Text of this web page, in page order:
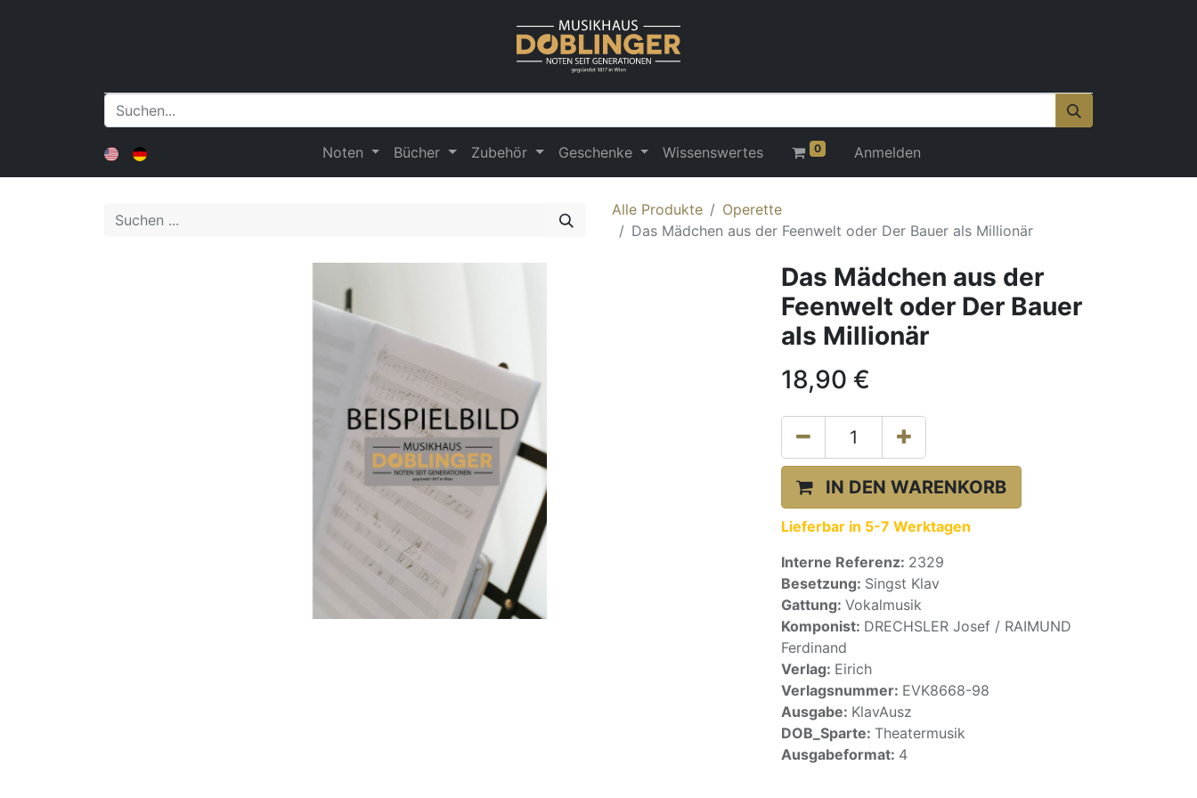
Noten Bücher Zubehör Geschenke Wissenswertes 0 Anmelden
Alle Produkte
Operette
Das Mädchen aus der Feenwelt oder Der Bauer als Millionär
Das Mädchen aus der
Feenwelt oder Der Bauer
als Millionär
18,90 €
IN DEN WARENKORB
Lieferbar in 5-7 Werktagen
Interne Referenz: 2329
Besetzung: Singst Klav
Gattung: Vokalmusik
Komponist: DRECHSLER Josef / RAIMUND
Ferdinand
Verlag: Eirich
Verlagsnummer: EVK8668-98
Ausgabe: KlavAusz
DOB_Sparte: Theatermusik
Ausgabeformat: 4